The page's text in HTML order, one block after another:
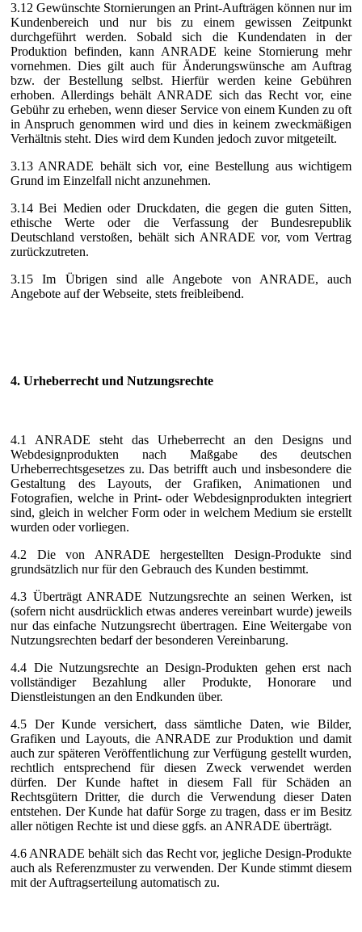
3.12 Gewünschte Stornierungen an Print-Aufträgen können nur im
Kundenbereich und nur bis zu einem gewissen Zeitpunkt
durchgeführt werden. Sobald sich die Kundendaten in der
Produktion befinden, kann ANRADE keine Stornierung mehr
vornehmen. Dies gilt auch für Änderungswünsche am Auftrag
bzw. der Bestellung selbst. Hierfür werden keine Gebühren
erhoben. Allerdings behält ANRADE sich das Recht vor, eine
Gebühr zu erheben, wenn dieser Service von einem Kunden zu oft
in Anspruch genommen wird und dies in keinem zweckmäßigen
Verhältnis steht. Dies wird dem Kunden jedoch zuvor mitgeteilt.
3.13 ANRADE behält sich vor, eine Bestellung aus wichtigem
Grund im Einzelfall nicht anzunehmen.
3.14 Bei Medien oder Druckdaten, die gegen die guten Sitten,
ethische Werte oder die Verfassung der Bundesrepublik
Deutschland verstoßen, behält sich ANRADE vor, vom Vertrag
zurückzutreten.
3.15 Im Übrigen sind alle Angebote von ANRADE, auch
Angebote auf der Webseite, stets freibleibend.
4. Urheberrecht und Nutzungsrechte
4.1 ANRADE steht das Urheberrecht an den Designs und
Webdesignprodukten nach Maßgabe des deutschen
Urheberrechtsgesetzes zu. Das betrifft auch und insbesondere die
Gestaltung des Layouts, der Grafiken, Animationen und
Fotografien, welche in Print- oder Webdesignprodukten integriert
sind, gleich in welcher Form oder in welchem Medium sie erstellt
wurden oder vorliegen.
4.2 Die von ANRADE hergestellten Design-Produkte sind
grundsätzlich nur für den Gebrauch des Kunden bestimmt.
4.3 Überträgt ANRADE Nutzungsrechte an seinen Werken, ist
(sofern nicht ausdrücklich etwas anderes vereinbart wurde) jeweils
nur das einfache Nutzungsrecht übertragen. Eine Weitergabe von
Nutzungsrechten bedarf der besonderen Vereinbarung.
4.4 Die Nutzungsrechte an Design-Produkten gehen erst nach
vollständiger Bezahlung aller Produkte, Honorare und
Dienstleistungen an den Endkunden über.
4.5 Der Kunde versichert, dass sämtliche Daten, wie Bilder,
Grafiken und Layouts, die ANRADE zur Produktion und damit
auch zur späteren Veröffentlichung zur Verfügung gestellt wurden,
rechtlich entsprechend für diesen Zweck verwendet werden
dürfen. Der Kunde haftet in diesem Fall für Schäden an
Rechtsgütern Dritter, die durch die Verwendung dieser Daten
entstehen. Der Kunde hat dafür Sorge zu tragen, dass er im Besitz
aller nötigen Rechte ist und diese ggfs. an ANRADE überträgt.
4.6 ANRADE behält sich das Recht vor, jegliche Design-Produkte
auch als Referenzmuster zu verwenden. Der Kunde stimmt diesem
mit der Auftragserteilung automatisch zu.